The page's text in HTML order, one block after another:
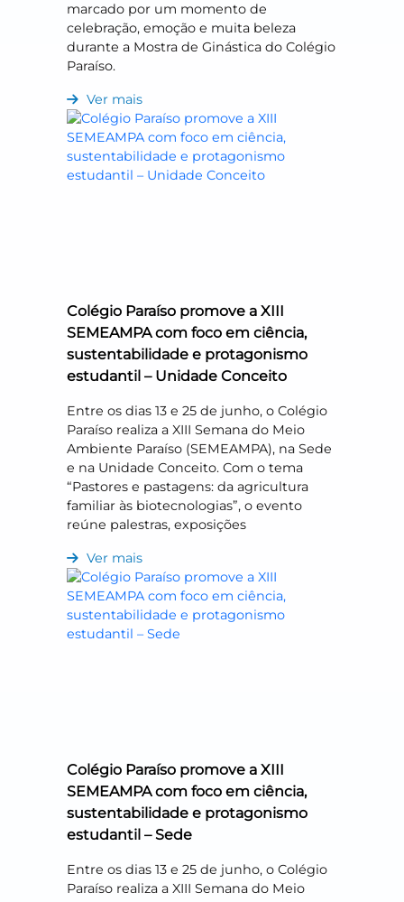
marcado por um momento de
celebração, emoção e muita beleza
durante a Mostra de Ginástica do Colégio
Paraíso.
Ver mais
Colégio Paraíso promove a XIII
SEMEAMPA com foco em ciência,
sustentabilidade e protagonismo
estudantil – Unidade Conceito
Entre os dias 13 e 25 de junho, o Colégio
Paraíso realiza a XIII Semana do Meio
Ambiente Paraíso (SEMEAMPA), na Sede
e na Unidade Conceito. Com o tema
“Pastores e pastagens: da agricultura
familiar às biotecnologias”, o evento
reúne palestras, exposições
Ver mais
Colégio Paraíso promove a XIII
SEMEAMPA com foco em ciência,
sustentabilidade e protagonismo
estudantil – Sede
Entre os dias 13 e 25 de junho, o Colégio
Paraíso realiza a XIII Semana do Meio